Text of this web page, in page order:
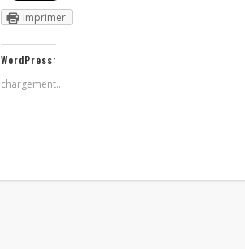
Imprimer
WordPress:
chargement…